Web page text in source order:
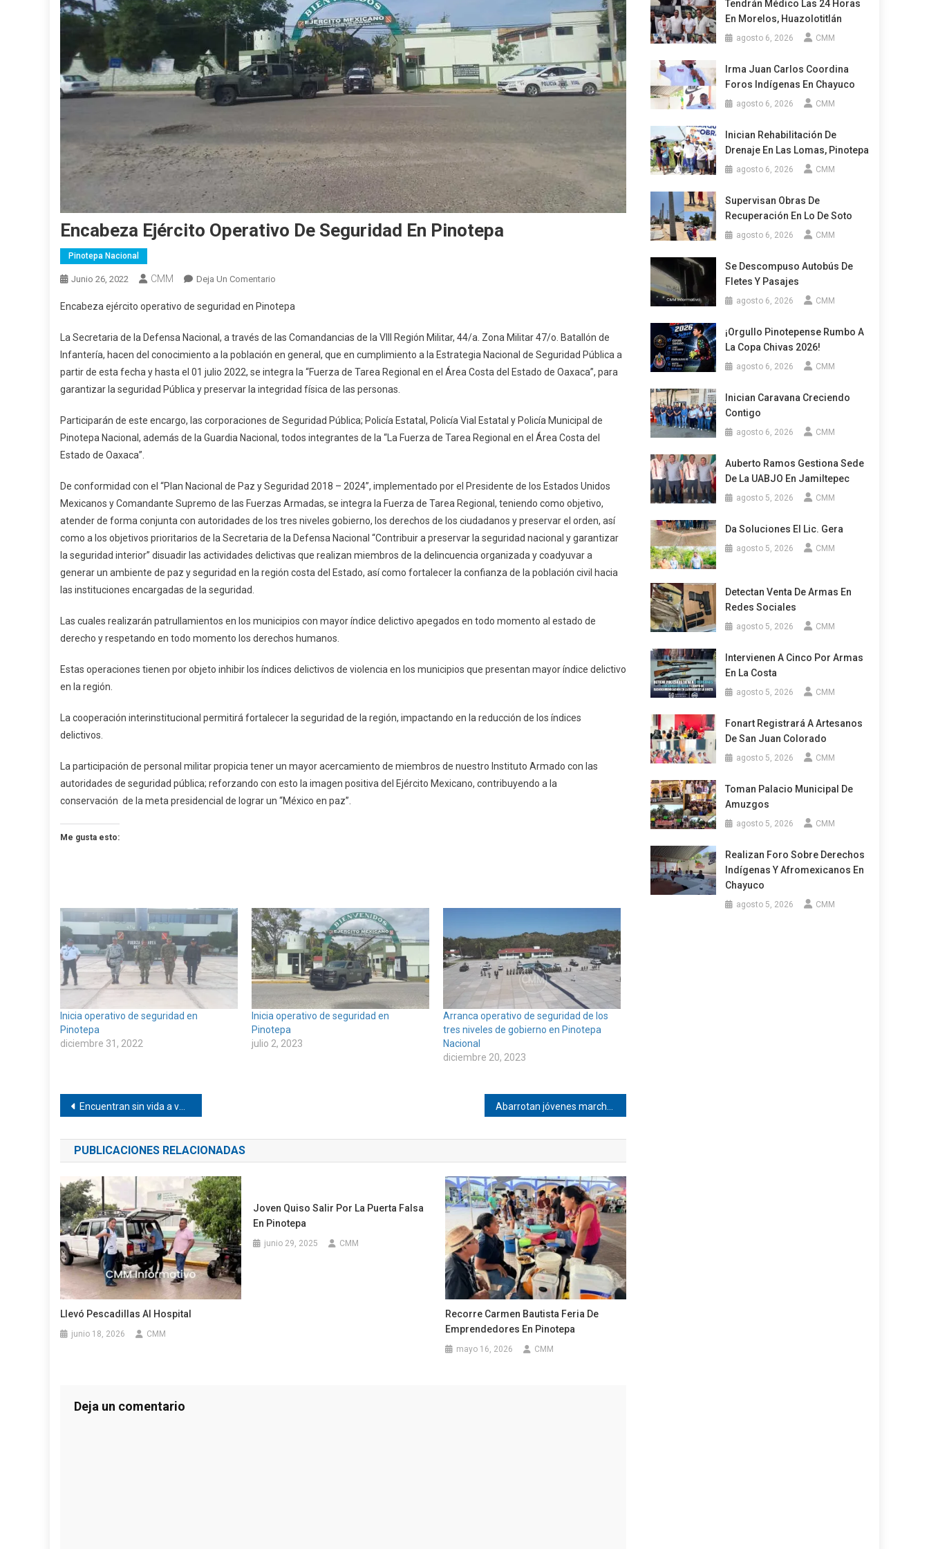
Encabeza Ejército Operativo De Seguridad En Pinotepa
Pinotepa Nacional
Junio 26, 2022 CMM Deja Un Comentario
Ejército
De
Seguridad
En
Pinotepa
Encabeza ejército operativo de seguridad en Pinotepa
La Secretaria de la Defensa Nacional, a través de las Comandancias de la VIII Región Militar, 44/a. Zona Militar 47/o. Batallón de
Infantería, hacen del conocimiento a la población en general, que en cumplimiento a la Estrategia Nacional de Seguridad Pública a
partir de esta fecha y hasta el 01 julio 2022, se integra la “Fuerza de Tarea Regional en el Área Costa del Estado de Oaxaca”, para
garantizar la seguridad Pública y preservar la integridad física de las personas.
Participarán de este encargo, las corporaciones de Seguridad Pública; Policía Estatal, Policía Vial Estatal y Policía Municipal de
Pinotepa Nacional, además de la Guardia Nacional, todos integrantes de la “La Fuerza de Tarea Regional en el Área Costa del
Estado de Oaxaca”.
De conformidad con el “Plan Nacional de Paz y Seguridad 2018 – 2024”, implementado por el Presidente de los Estados Unidos
Mexicanos y Comandante Supremo de las Fuerzas Armadas, se integra la Fuerza de Tarea Regional, teniendo como objetivo,
atender de forma conjunta con autoridades de los tres niveles gobierno, los derechos de los ciudadanos y preservar el orden, así
como a los objetivos prioritarios de la Secretaria de la Defensa Nacional “Contribuir a preservar la seguridad nacional y garantizar
la seguridad interior” disuadir las actividades delictivas que realizan miembros de la delincuencia organizada y coadyuvar a
generar un ambiente de paz y seguridad en la región costa del Estado, así como fortalecer la confianza de la población civil hacia
las instituciones encargadas de la seguridad.
Las cuales realizarán patrullamientos en los municipios con mayor índice delictivo apegados en todo momento al estado de
derecho y respetando en todo momento los derechos humanos.
Estas operaciones tienen por objeto inhibir los índices delictivos de violencia en los municipios que presentan mayor índice delictivo
en la región.
La cooperación interinstitucional permitirá fortalecer la seguridad de la región, impactando en la reducción de los índices
delictivos.
La participación de personal militar propicia tener un mayor acercamiento de miembros de nuestro Instituto Armado con las
autoridades de seguridad pública; reforzando con esto la imagen positiva del Ejército Mexicano, contribuyendo a la
conservación de la meta presidencial de lograr un “México en paz”.
Me gusta esto:
Inicia operativo de seguridad en
Pinotepa
diciembre 31, 2022
Inicia operativo de seguridad en
Pinotepa
julio 2, 2023
Arranca operativo de seguridad de los
tres niveles de gobierno en Pinotepa
Nacional
diciembre 20, 2023
Navegación
de
entradas
Encuentran sin vida a vecino de Pinotepa Abarrotan jóvenes marcha del orgullo Gay en Pinotepa
PUBLICACIONES RELACIONADAS
Llevó Pescadillas Al Hospital
junio 18, 2026 CMM
Joven Quiso Salir Por La Puerta Falsa
En Pinotepa
junio 29, 2025 CMM
Recorre Carmen Bautista Feria De
Emprendedores En Pinotepa
mayo 16, 2026 CMM
Deja un comentario
Tendrán Médico Las 24 Horas
En Morelos, Huazolotitlán
agosto 6, 2026 CMM
Irma Juan Carlos Coordina
Foros Indígenas En Chayuco
agosto 6, 2026 CMM
Inician Rehabilitación De
Drenaje En Las Lomas, Pinotepa
agosto 6, 2026 CMM
Supervisan Obras De
Recuperación En Lo De Soto
agosto 6, 2026 CMM
Se Descompuso Autobús De
Fletes Y Pasajes
agosto 6, 2026 CMM
¡Orgullo Pinotepense Rumbo A
La Copa Chivas 2026!
agosto 6, 2026 CMM
Inician Caravana Creciendo
Contigo
agosto 6, 2026 CMM
Auberto Ramos Gestiona Sede
De La UABJO En Jamiltepec
agosto 5, 2026 CMM
Da Soluciones El Lic. Gera
agosto 5, 2026 CMM
Detectan Venta De Armas En
Redes Sociales
agosto 5, 2026 CMM
Intervienen A Cinco Por Armas
En La Costa
agosto 5, 2026 CMM
Fonart Registrará A Artesanos
De San Juan Colorado
agosto 5, 2026 CMM
Toman Palacio Municipal De
Amuzgos
agosto 5, 2026 CMM
Realizan Foro Sobre Derechos
Indígenas Y Afromexicanos En
Chayuco
agosto 5, 2026 CMM